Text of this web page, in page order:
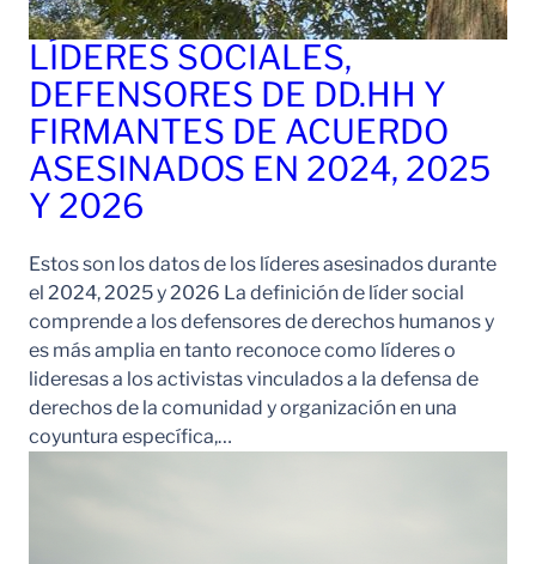
LÍDERES SOCIALES,
DEFENSORES DE DD.HH Y
FIRMANTES DE ACUERDO
ASESINADOS EN 2024, 2025
Y 2026
Estos son los datos de los líderes asesinados durante
el 2024, 2025 y 2026 La definición de líder social
comprende a los defensores de derechos humanos y
es más amplia en tanto reconoce como líderes o
lideresas a los activistas vinculados a la defensa de
derechos de la comunidad y organización en una
coyuntura específica,…